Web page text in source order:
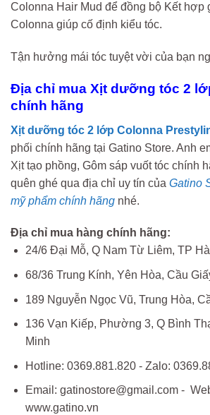
Colonna Hair Mud để đồng bộ Kết hợp
Colonna giúp cố định kiểu tóc.
Tận hưởng mái tóc tuyệt vời của bạn
Địa chỉ mua Xịt dưỡng tóc 2
chính hãng
Xịt dưỡng tóc 2 lớp Colonna
phối chính hãng tại Gatino Store. Anh
Xịt tạo phồng, Gôm sáp vuốt tóc chính
quên ghé qua địa chỉ uy tín của Gatino
mỹ phẩm chính hãng nhé.
Địa chỉ mua hàng chính hãng:
24/6 Đại Mỗ, Q Nam Từ Liêm, TP
68/36 Trung Kính, Yên Hòa, Cầu
189 Nguyễn Ngọc Vũ, Trung Hòa,
136 Vạn Kiếp, Phường 3, Q Bình
Minh
Hotline: 0369.881.820 - Zalo:
Email: gatinostore@gmail.com -
www.gatino.vn